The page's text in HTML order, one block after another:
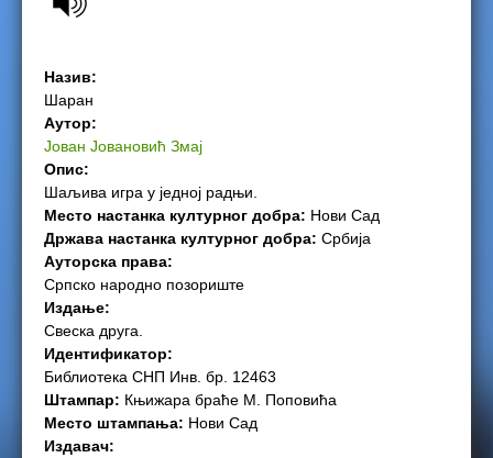
h
e
r
e
Назив:
Шаран
Аутор:
Јован Јовановић Змај
Опис:
Шаљива игра у једној радњи.
Место настанка културног добра: Нови Сад
Држава настанка културног добра: Србија
Ауторска права:
Српско народно позориште
Издање:
Свеска друга.
Идентификатор:
Библиотека СНП Инв. бр. 12463
Штампар: Књижара браће М. Поповића
Место штампања: Нови Сад
Издавач: